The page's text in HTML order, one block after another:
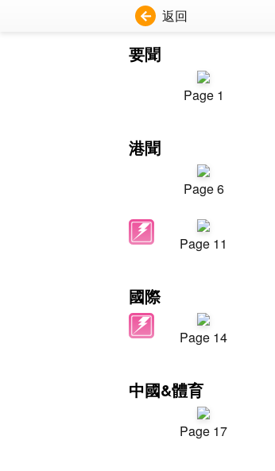
返回
要聞
Page 1
港聞
Page 6
Page 11
國際
Page 14
中國&體育
Page 17